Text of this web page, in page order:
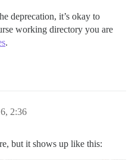
deprecation, it’s okay to
working directory you are
.
2:36
but it shows up like this: